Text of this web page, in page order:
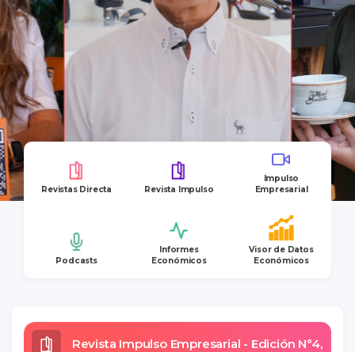
Revistas Directa Revista Impulso
Impulso
Empresarial
Podcasts
Informes
Económicos
Visor de Datos
Económicos
Revista Impulso Empresarial - Edición N°4,